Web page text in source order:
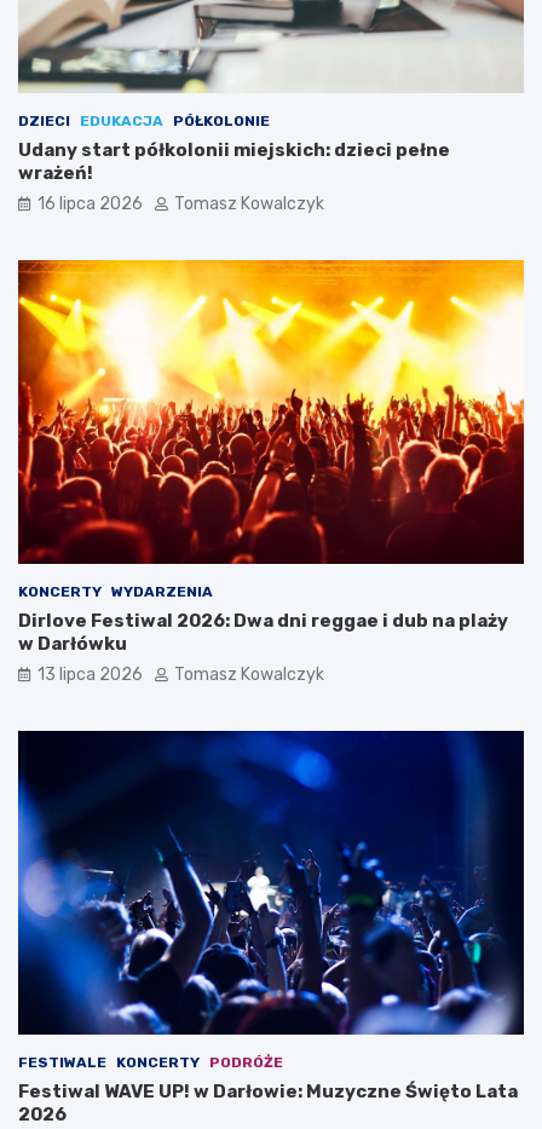
DZIECI EDUKACJA PÓŁKOLONIE
Udany start półkolonii miejskich: dzieci pełne
wrażeń!
16 lipca 2026 Tomasz Kowalczyk
KONCERTY WYDARZENIA
Dirlove Festiwal 2026: Dwa dni reggae i dub na plaży
w Darłówku
13 lipca 2026 Tomasz Kowalczyk
FESTIWALE KONCERTY PODRÓŻE
Festiwal WAVE UP! w Darłowie: Muzyczne Święto Lata
2026